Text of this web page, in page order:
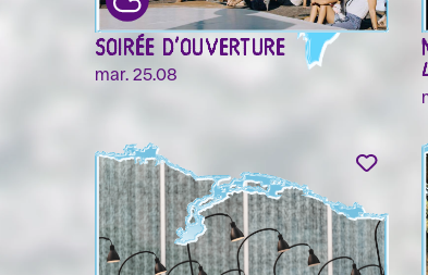
SOIRÉE D'OUVERTURE
mar. 25.08